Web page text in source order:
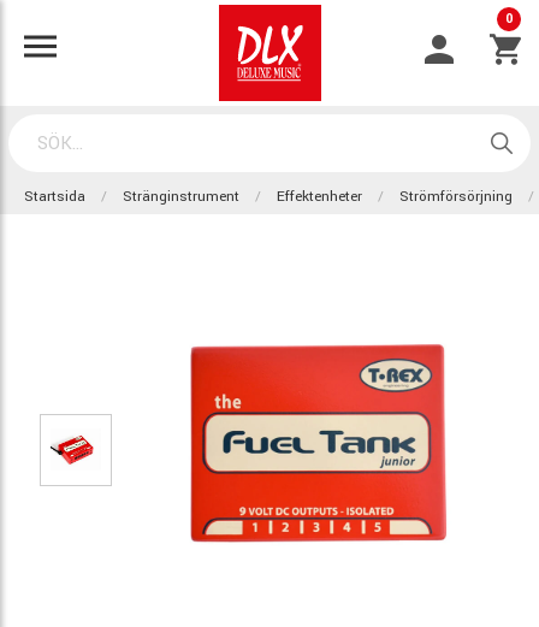
0
Startsida Stränginstrument Effektenheter Strömförsörjning